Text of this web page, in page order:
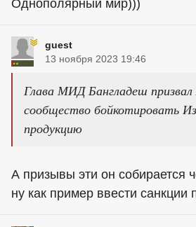
Однополярный мир)))
guest
13 ноября 2023 19:46
Глава МИД Бангладеш призвал
сообщество бойкотировать
продукцию
А призывы эти он собирается
ну как пример ввести санкции